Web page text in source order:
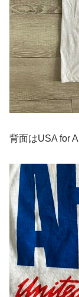
背面はUSA for